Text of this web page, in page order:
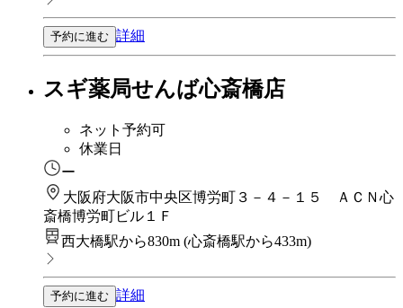
予約に進む 詳細
スギ薬局せんば心斎橋店
ネット予約可
休業日
ー
大阪府大阪市中央区博労町３－４－１５ ＡＣＮ心
斎橋博労町ビル１Ｆ
西大橋駅から830m (心斎橋駅から433m)
予約に進む 詳細